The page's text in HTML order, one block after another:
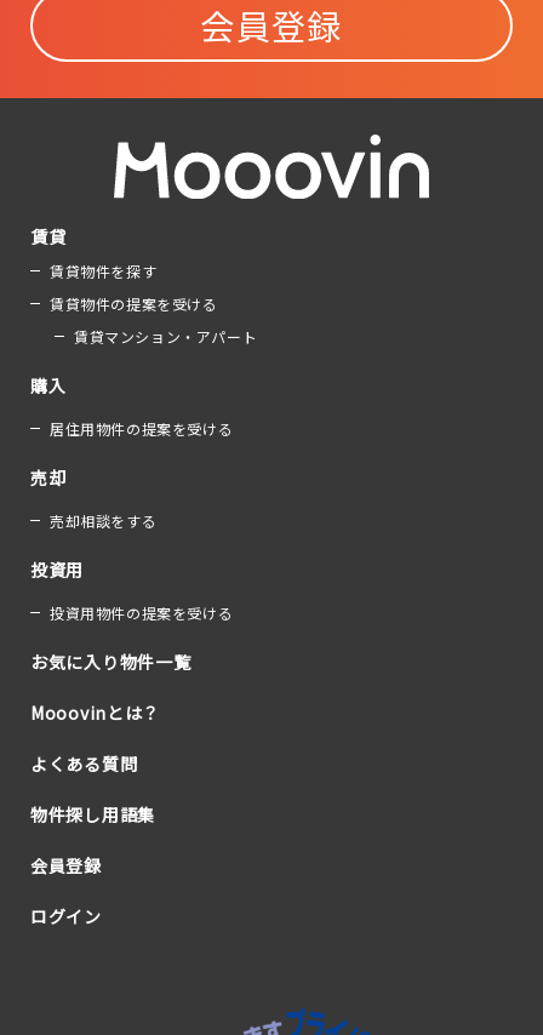
会員登録
賃貸
賃貸物件を探す
賃貸物件の提案を受ける
賃貸マンション・アパート
購入
居住用物件の提案を受ける
売却
売却相談をする
投資用
投資用物件の提案を受ける
お気に入り物件一覧
Mooovinとは？
よくある質問
物件探し用語集
会員登録
ログイン